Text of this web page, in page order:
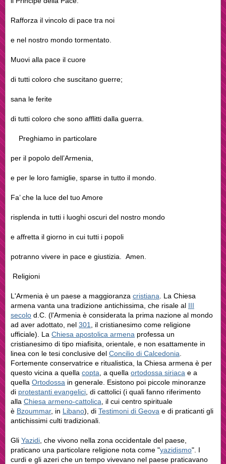
Rafforza il vincolo di pace tra noi
e nel nostro mondo tormentato.
Muovi alla pace il cuore
di tutti coloro che suscitano guerre;
sana le ferite
di tutti coloro che sono afflitti dalla guerra.
Preghiamo in particolare
per il popolo dell’Armenia,
e per le loro famiglie, sparse in tutto il mondo.
Fa’ che la luce del tuo Amore
risplenda in tutti i luoghi oscuri del nostro mondo
e affretta il giorno in cui tutti i popoli
potranno vivere in pace e giustizia. Amen.
Religioni
L'Armenia è un paese a maggioranza cristiana . La Chiesa
armena vanta una tradizione antichissima, che risale al III
secolo d.C. (l'Armenia è considerata la prima nazione al mondo
ad aver adottato, nel 301
, il cristianesimo come religione
ufficiale). La Chiesa apostolica armena professa un
cristianesimo di tipo miafisita, orientale, e non esattamente in
linea con le tesi conclusive del Concilio di Calcedonia
Fortemente conservatrice e ritualistica, la Chiesa armena è per
questo vicina a quella copta , a quella ortodossa siriaca e a
quella Ortodossa in generale. Esistono poi piccole minoranze
di protestanti evangelici , di cattolici (i quali fanno riferimento
alla Chiesa armeno-cattolica , il cui centro spirituale
è Bzoummar, in Libano), di Testimoni di Geova e di praticanti gli
antichissimi culti tradizionali.
Gli Yazidi , che vivono nella zona occidentale del paese,
praticano una particolare religione nota come "yazidismo". I
curdi e gli azeri che un tempo vivevano nel paese praticavano